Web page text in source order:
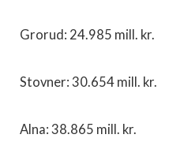
Grorud: 24.985 mill. kr.
Stovner: 30.654 mill. kr.
Alna: 38.865 mill. kr.